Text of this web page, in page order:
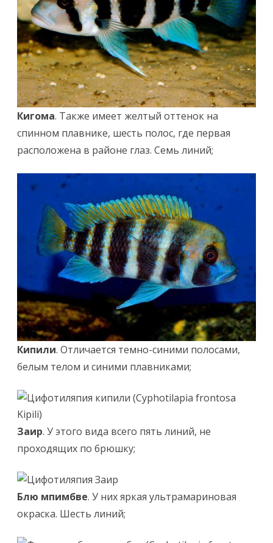
Кигома. Также имеет желтый оттенок на
спинном плавнике, шесть полос, где первая
расположена в районе глаз. Семь линий;
Кипили. Отличается темно-синими полосами,
белым телом и синими плавниками;
Заир. У этого вида всего пять линий, не
проходящих по брюшку;
Блю мпимбве. У них яркая ультрамариновая
окраска. Шесть линий;